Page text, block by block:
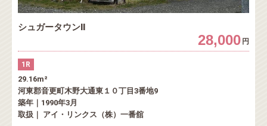
シュガータウンⅡ
28,000 円
1R
29.16m²
河東郡音更町木野大通東１０丁目3番地9
築年｜1990年3月
取扱｜ アイ・リンクス（株）一番舘